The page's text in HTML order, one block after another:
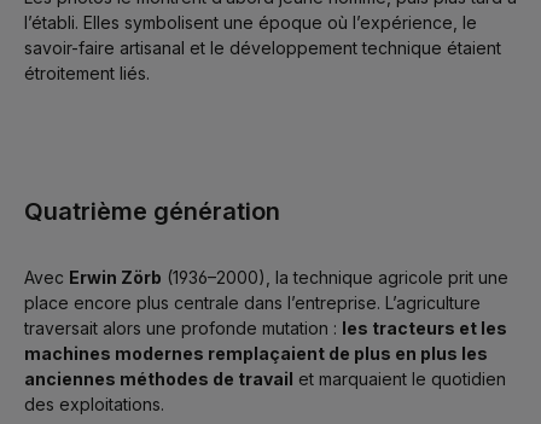
l’établi. Elles symbolisent une époque où l’expérience, le
savoir-faire artisanal et le développement technique étaient
étroitement liés.
Quatrième génération
Avec Erwin Zörb (1936–2000), la technique agricole prit une
place encore plus centrale dans l’entreprise. L’agriculture
traversait alors une profonde mutation : les tracteurs et les
machines modernes remplaçaient de plus en plus les
anciennes méthodes de travail et marquaient le quotidien
des exploitations.